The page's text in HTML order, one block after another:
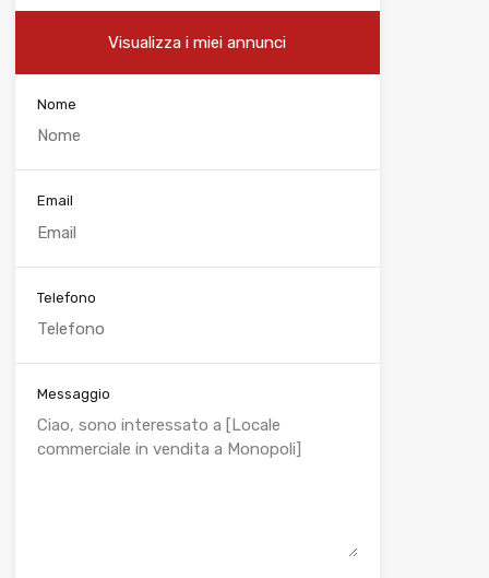
Visualizza i miei annunci
Nome
Email
Telefono
Messaggio